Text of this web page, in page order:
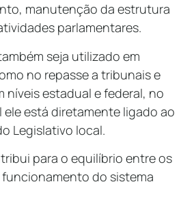
manutenção da estrutura
parlamentares.
seja utilizado em
no repasse a tribunais e
níveis estadual e federal, no
está diretamente ligado ao
Legislativo local.
para o equilíbrio entre os
do sistema